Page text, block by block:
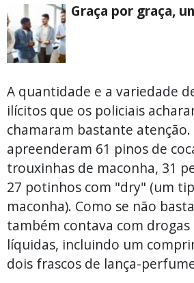
Graça por graça,
A quantidade e a variedade
ilícitos que os policiais
chamaram bastante atenção.
apreenderam 61 pinos de
trouxinhas de maconha, 31
27 potinhos com "dry" (um
maconha). Como se não
também contava com drogas
líquidas, incluindo um
dois frascos de lança-